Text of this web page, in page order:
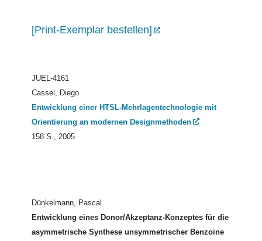
[Print-Exemplar bestellen]
JUEL-4161
Cassel, Diego
Entwicklung einer HTSL-Mehrlagentechnologie mit
Orientierung an modernen Designmethoden
158 S., 2005
Dünkelmann, Pascal
Entwicklung eines Donor/Akzeptanz-Konzeptes für die
asymmetrische Synthese unsymmetrischer Benzoine